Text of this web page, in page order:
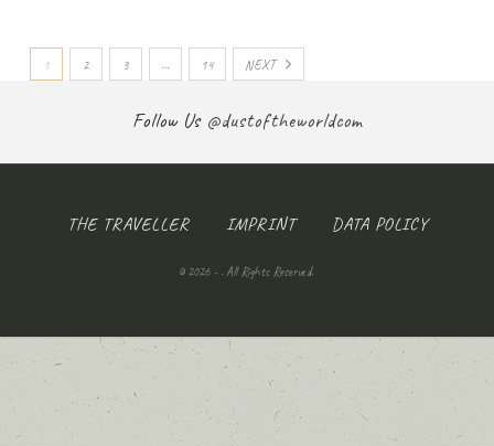
1 2 3 … 14 NEXT
Follow Us @dustoftheworldcom
THE TRAVELLER IMPRINT DATA POLICY
© 2026 - . All Rights Reserved.